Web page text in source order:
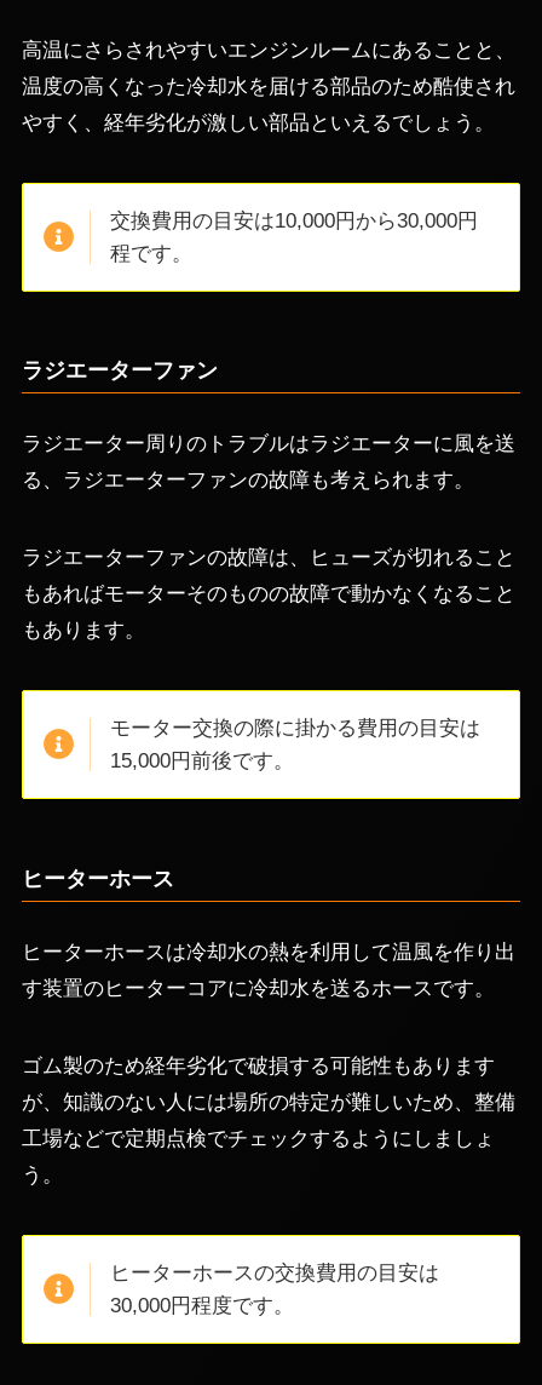
高温にさらされやすいエンジンルームにあることと、
温度の高くなった冷却水を届ける部品のため酷使され
やすく、経年劣化が激しい部品といえるでしょう。
交換費用の目安は10,000円から30,000円
程です。
ラジエーターファン
ラジエーター周りのトラブルはラジエーターに風を送
る、ラジエーターファンの故障も考えられます。
ラジエーターファンの故障は、ヒューズが切れること
もあればモーターそのものの故障で動かなくなること
もあります。
モーター交換の際に掛かる費用の目安は
15,000円前後です。
ヒーターホース
ヒーターホースは冷却水の熱を利用して温風を作り出
す装置のヒーターコアに冷却水を送るホースです。
ゴム製のため経年劣化で破損する可能性もあります
が、知識のない人には場所の特定が難しいため、整備
工場などで定期点検でチェックするようにしましょ
う。
ヒーターホースの交換費用の目安は
30,000円程度です。